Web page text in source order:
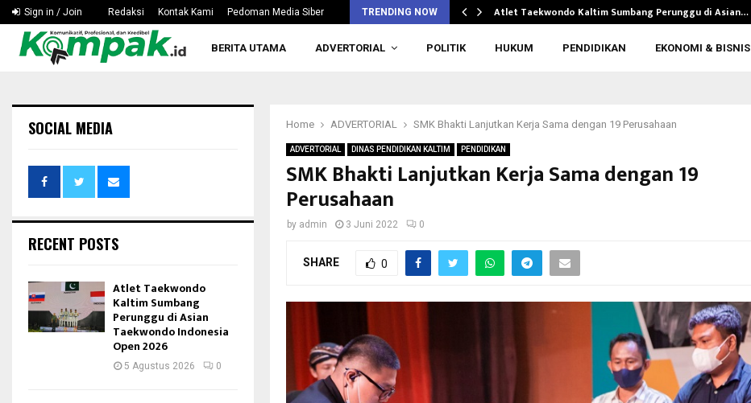
Sign in / Join Redaksi Kontak Kami Pedoman Media Siber TRENDING NOW
Hapkido Kaltim Pertanyakan Wacana Tak Dipertandingkan di… Atlet Taekwondo Kaltim Sumbang Perunggu di Asian…
BERITA UTAMA ADVERTORIAL POLITIK HUKUM PENDIDIKAN EKONOMI & BISNIS
Home ADVERTORIAL SMK Bhakti Lanjutkan Kerja Sama dengan 19 Perusahaan
ADVERTORIAL DINAS PENDIDIKAN KALTIM PENDIDIKAN
SMK Bhakti Lanjutkan Kerja Sama dengan 19
Perusahaan
by admin 3 Juni 2022 0
SHARE 0
SOCIAL MEDIA
RECENT POSTS
Atlet Taekwondo
Kaltim Sumbang
Perunggu di Asian
Taekwondo Indonesia
Open 2026
5 Agustus 2026 0